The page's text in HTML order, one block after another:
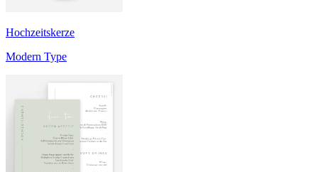
Hochzeitskerze
Modern Type